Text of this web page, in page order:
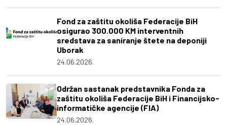
Fond za zaštitu okoliša Federacije BiH
osigurao 300.000 KM interventnih
sredstava za saniranje štete na deponiji
Uborak
24.06.2026.
Održan sastanak predstavnika Fonda za
zaštitu okoliša Federacije BiH i Financijsko-
informatičke agencije (FIA)
24.06.2026.